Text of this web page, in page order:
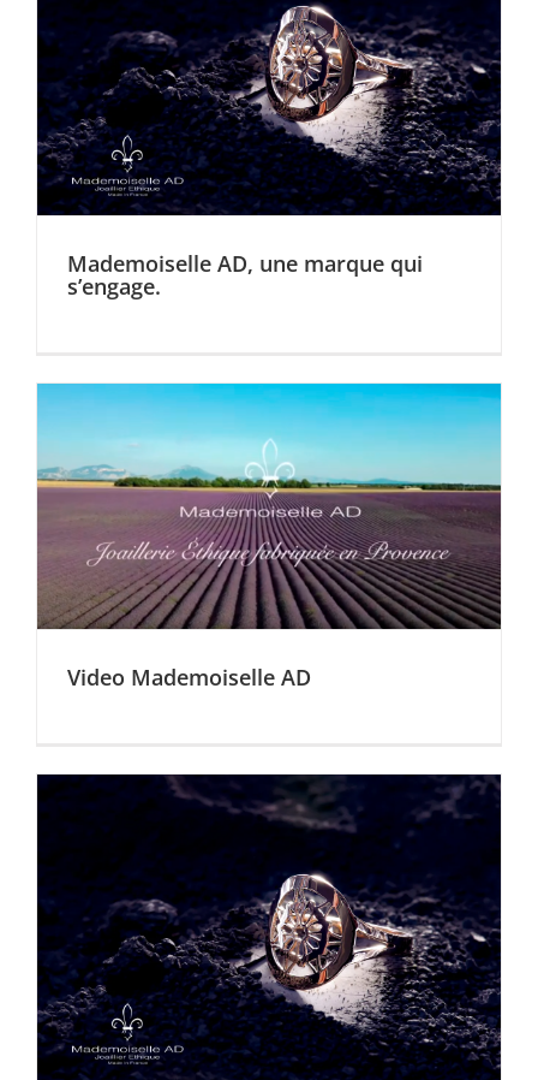
Mademoiselle AD, une marque qui
s’engage.
Video Mademoiselle AD